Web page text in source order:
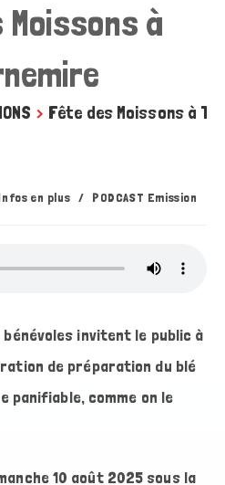
à
> Fête des Moissons à
en plus / PODCAST Emission
bénévoles invitent le public à
de préparation du blé
panifiable, comme on le
10 août 2025 sous la